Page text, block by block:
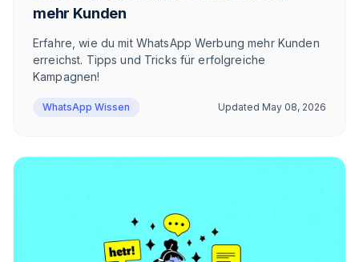
mehr Kunden
Erfahre, wie du mit WhatsApp Werbung mehr Kunden
erreichst. Tipps und Tricks für erfolgreiche
Kampagnen!
WhatsApp Wissen Updated May 08, 2026